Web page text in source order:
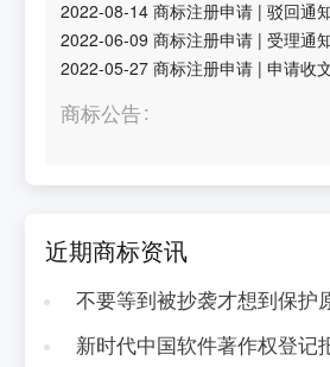
2022-08-14 商标注册申请 |驳回通
2022-06-09 商标注册申请 |受理通
2022-05-27 商标注册申请 |申请收
商标公告
近期商标资讯
不要等到被抄袭才想到保护
新时代中国软件著作权登记